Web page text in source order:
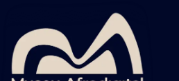
conteúdo